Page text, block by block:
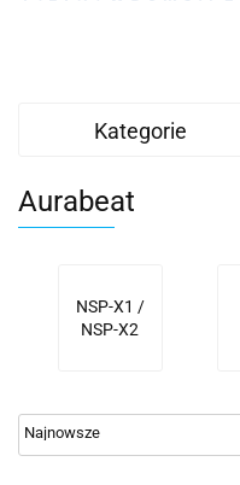
Kategorie
Aurabeat
NSP-X1 /
NSP-X2